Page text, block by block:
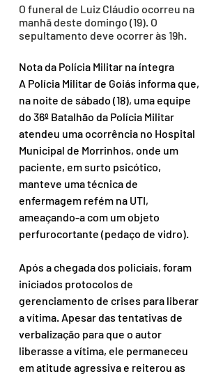
O funeral de Luiz Cláudio ocorreu na
manhã deste domingo (19). O
sepultamento deve ocorrer às 19h.
Nota da Polícia Militar na íntegra
A Polícia Militar de Goiás informa que,
na noite de sábado (18), uma equipe
do 36º Batalhão da Polícia Militar
atendeu uma ocorrência no Hospital
Municipal de Morrinhos, onde um
paciente, em surto psicótico,
manteve uma técnica de
enfermagem refém na UTI,
ameaçando-a com um objeto
perfurocortante (pedaço de vidro).
Após a chegada dos policiais, foram
iniciados protocolos de
gerenciamento de crises para liberar
a vítima. Apesar das tentativas de
verbalização para que o autor
liberasse a vítima, ele permaneceu
em atitude agressiva e reiterou as